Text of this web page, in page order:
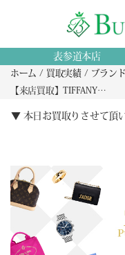
表参道本店
ホーム 買取実績 ブラン
【来店買取】TIFFANY＆CO. ティファニー アトラス ダイヤモンド リング 買取 ブランドジュエリー査定
▼ 本日お買取りさせて頂